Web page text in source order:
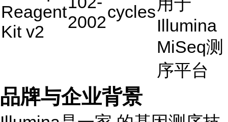
Reagent
Kit v2
2002
cycles
Illumina
MiSeq测
序平台
品牌与企业背景